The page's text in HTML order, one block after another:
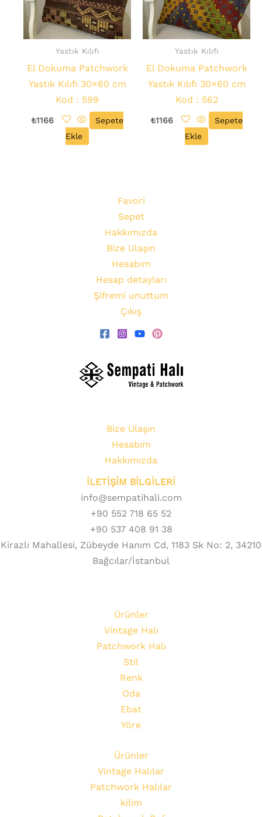
Yastık Kılıfı
El Dokuma Patchwork
Yastık Kılıfı 30×60 cm
Kod : 599
₺1166
Sepete
Ekle
Yastık Kılıfı
El Dokuma Patchwork
Yastık Kılıfı 30×60 cm
Kod : 562
₺1166
Sepete
Ekle
Favori
Sepet
Hakkımızda
Bize Ulaşın
Hesabım
Hesap detayları
Şifremi unuttum
Çıkış
Bize Ulaşın
Hesabım
Hakkımızda
İLETİŞİM BİLGİLERİ
info@sempatihali.com
+90 552 718 65 52
+90 537 408 91 38
Kirazlı Mahallesi, Zübeyde Hanım Cd, 1183 Sk No: 2, 34210
Bağcılar/İstanbul
Ürünler
Vintage Halı
Patchwork Halı
Stil
Renk
Oda
Ebat
Yöre
Ürünler
Vintage Halılar
Patchwork Halılar
kilim